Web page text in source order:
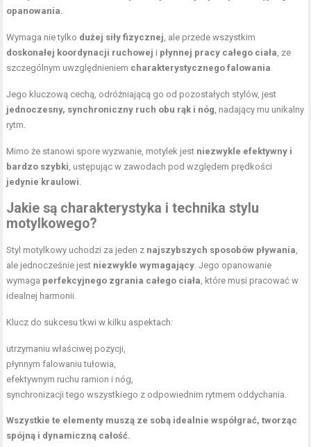
opanowania.
Wymaga nie tylko dużej siły fizycznej , ale przede wszystkim
doskonałej koordynacji ruchowej i płynnej pracy całego ciała , ze
szczególnym uwzględnieniem charakterystycznego falowania
Jego kluczową cechą, odróżniającą go od pozostałych stylów, jest
jednoczesny, synchroniczny ruch obu rąk i nóg , nadający mu unikalny
rytm.
Mimo że stanowi spore wyzwanie, motylek jest niezwykle efektywny i
bardzo szybki , ustępując w zawodach pod względem prędkości
jedynie kraulowi
Jakie są charakterystyka i technika stylu
motylkowego?
Styl motylkowy uchodzi za jeden z najszybszych sposobów pływania
ale jednocześnie jest niezwykle wymagający . Jego opanowanie
wymaga perfekcyjnego zgrania całego ciała , które musi pracować w
idealnej harmonii.
Klucz do sukcesu tkwi w kilku aspektach:
utrzymaniu właściwej pozycji,
płynnym falowaniu tułowia,
efektywnym ruchu ramion i nóg,
synchronizacji tego wszystkiego z odpowiednim rytmem oddychania.
Wszystkie te elementy muszą ze sobą idealnie współgrać, tworząc
spójną i dynamiczną całość.